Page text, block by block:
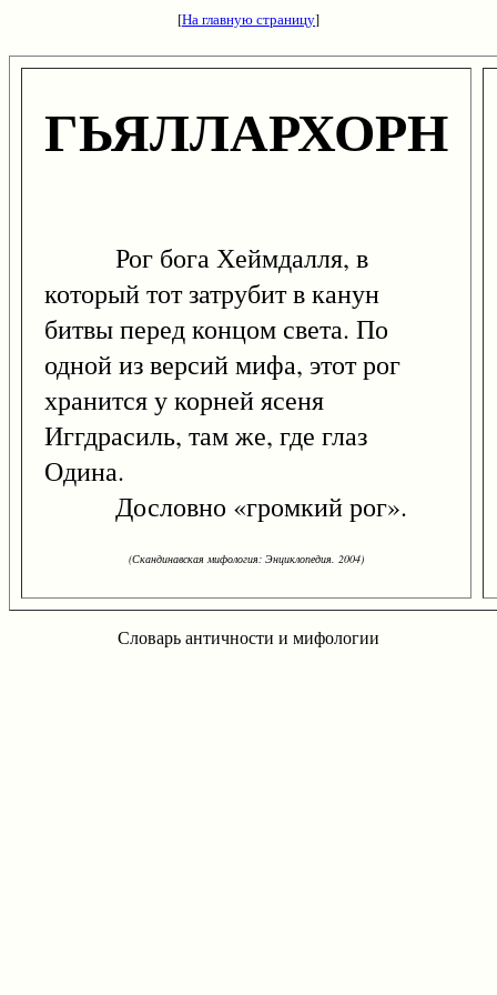
[На главную страницу]
ГЬЯЛЛАРХОРН
Рог бога Хеймдалля, в
который тот затрубит в канун
битвы перед концом света. По
одной из версий мифа, этот рог
хранится у корней ясеня
Иггдрасиль, там же, где глаз
Одина.
Дословно «громкий рог».
(Скандинавская мифология: Энциклопедия. 2004)
Словарь античности и мифологии